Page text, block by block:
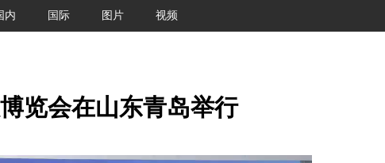
内 国际 图片 视频
览会在山东青岛举行